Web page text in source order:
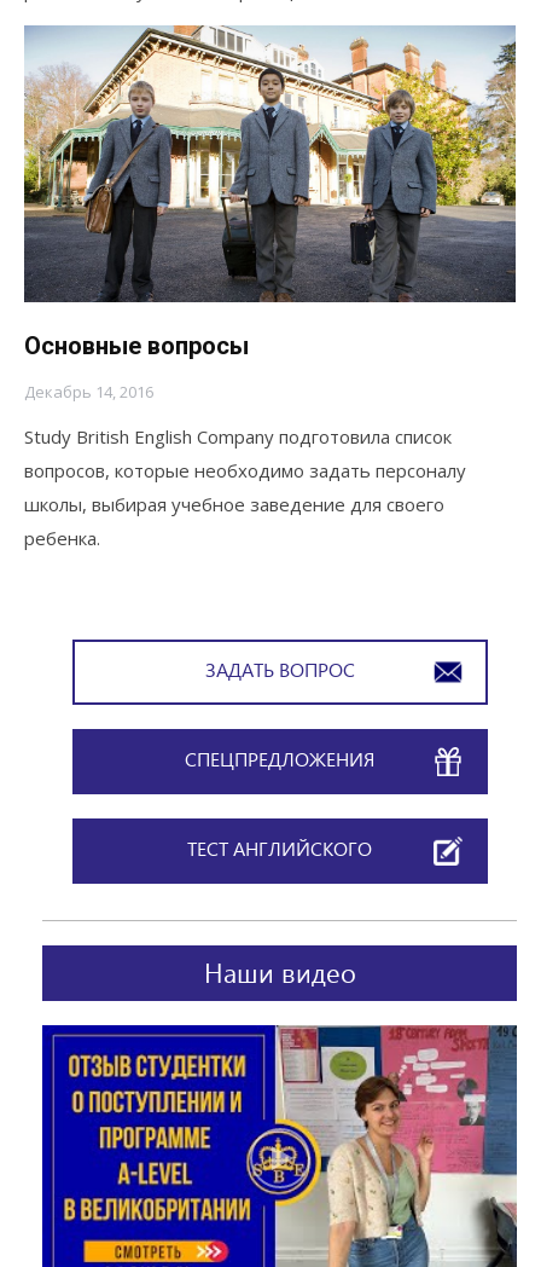
Основные вопросы
Декабрь 14, 2016
Study British English Company подготовила список
вопросов, которые необходимо задать персоналу
школы, выбирая учебное заведение для своего
ребенка.
ЗАДАТЬ ВОПРОС
СПЕЦПРЕДЛОЖЕНИЯ
ТЕСТ АНГЛИЙСКОГО
Наши видео